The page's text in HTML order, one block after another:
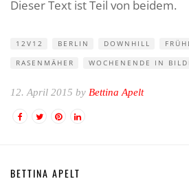
Dieser Text ist Teil von beidem.
12V12 BERLIN DOWNHILL
RASENMÄHER
WOCHENENDE IN
12. April 2015 by Bettina Apelt
BETTINA APELT